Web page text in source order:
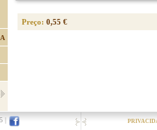
Preço: 0,55 €